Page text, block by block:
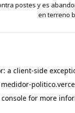
postes y es
en terreno